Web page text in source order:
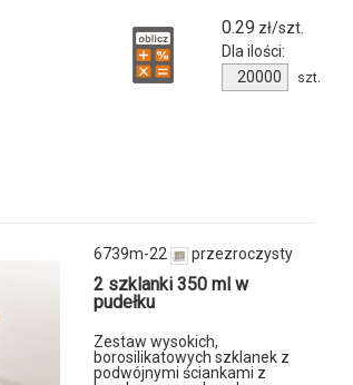
0.29 zł/szt.
Dla ilości:
Ilość
produktu
szt.
6739m-22 przezroczysty
2 szklanki 350 ml w
pudełku
Zestaw wysokich,
borosilikatowych szklanek z
podwójnymi ściankami z